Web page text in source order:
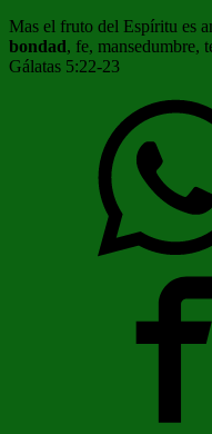
Mas el fruto del Espíritu es
bondad, fe, mansedumbre,
Gálatas 5:22-23